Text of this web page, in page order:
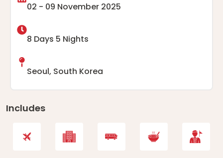
02 - 09 November 2025
8 Days 5 Nights
Seoul, South Korea
Includes